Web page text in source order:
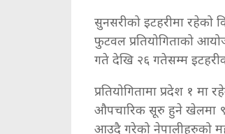
सुनसरीको इटहरीमा रहेको
फुटवल प्रतियोगिताको
गते देखि २६ गतेसम्म
प्रतियोगितामा प्रदेश १
औपचारिक सूरु हुने खेलमा ९
आउदै गरेको नेपालीहरुको